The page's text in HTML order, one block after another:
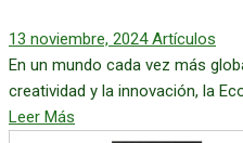
13 noviembre, 2024Artículos
En un mundo cada vez más
creatividad y la innovación, la
Leer Más